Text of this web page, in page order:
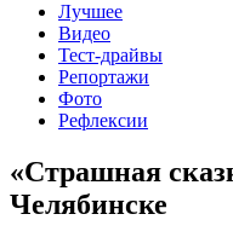
Лучшее
Видео
Тест-драйвы
Репортажи
Фото
Рефлексии
«Страшная
Челябинске